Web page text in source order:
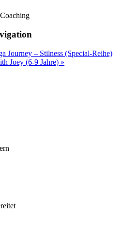
Journey – Stilness (Special-Reihe)
Joey (6-9 Jahre) »